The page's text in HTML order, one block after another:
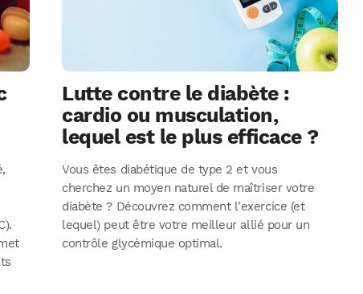
Lutte contre le diabète :
cardio ou musculation,
lequel est le plus efficace ?
Vous êtes diabétique de type 2 et vous
cherchez un moyen naturel de maîtriser votre
diabète ? Découvrez comment l'exercice (et
lequel) peut être votre meilleur allié pour un
contrôle glycémique optimal.